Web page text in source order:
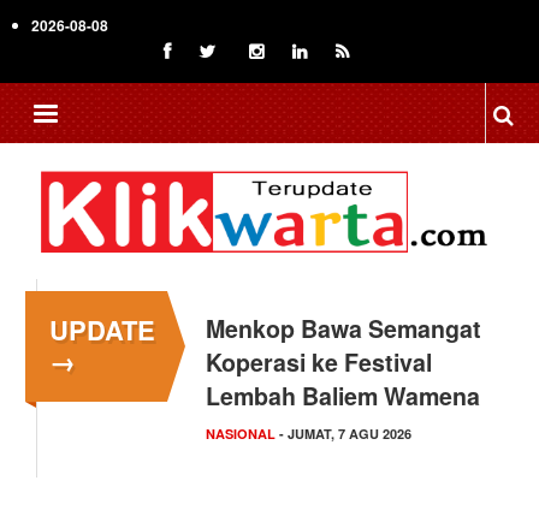
to
content
2026-08-08
UPDATE
→
Menkop Bawa Semangat
Koperasi ke Festival
Lembah Baliem Wamena
NASIONAL - JUMAT, 7 AGU 2026
Tingkatkan Daya Saing
Indonesia, BRIN Fokus
Kembangkan Teknologi…
NASIONAL - JUMAT, 7 AGU 2026